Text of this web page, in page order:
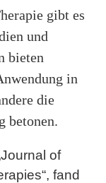
gibt es
und
bieten
in
die
betonen.
of
fand